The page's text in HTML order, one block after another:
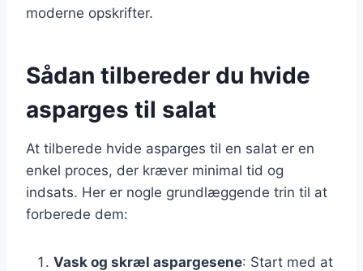
moderne opskrifter.
Sådan tilbereder du hvide
asparges til salat
At tilberede hvide asparges til en salat er en
enkel proces, der kræver minimal tid og
indsats. Her er nogle grundlæggende trin til at
forberede dem:
Vask og skræl aspargesene: Start med at